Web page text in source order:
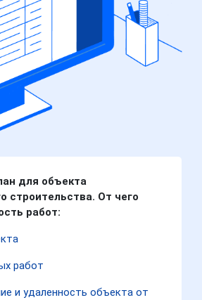
для объекта
строительства. От чего
работ:
работ
и удаленность объекта от